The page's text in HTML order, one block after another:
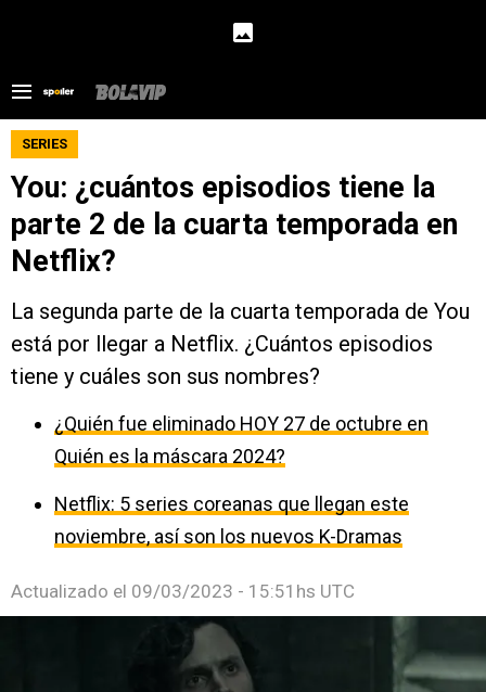
SERIES
You: ¿cuántos episodios tiene la
parte 2 de la cuarta temporada en
Netflix?
La segunda parte de la cuarta temporada de You
está por llegar a Netflix. ¿Cuántos episodios
tiene y cuáles son sus nombres?
¿Quién fue eliminado HOY 27 de octubre en
Quién es la máscara 2024?
Netflix: 5 series coreanas que llegan este
noviembre, así son los nuevos K-Dramas
Actualizado el 09/03/2023 - 15:51hs UTC